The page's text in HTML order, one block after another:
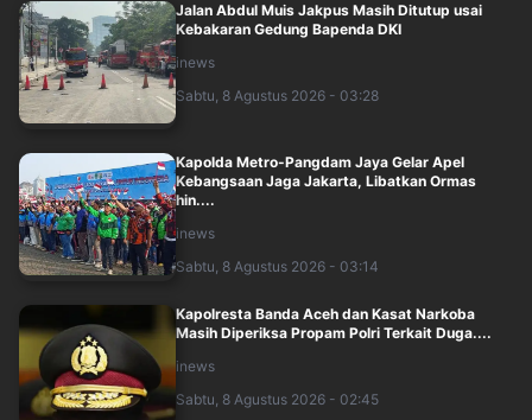
Jalan Abdul Muis Jakpus Masih Ditutup usai
Kebakaran Gedung Bapenda DKI
inews
Sabtu, 8 Agustus 2026 - 03:28
Kapolda Metro-Pangdam Jaya Gelar Apel
Kebangsaan Jaga Jakarta, Libatkan Ormas
hin....
inews
Sabtu, 8 Agustus 2026 - 03:14
Kapolresta Banda Aceh dan Kasat Narkoba
Masih Diperiksa Propam Polri Terkait Duga....
inews
Sabtu, 8 Agustus 2026 - 02:45